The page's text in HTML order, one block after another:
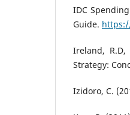
IDC
Guide.
Ireland,
Strategy:
Izidoro, C.